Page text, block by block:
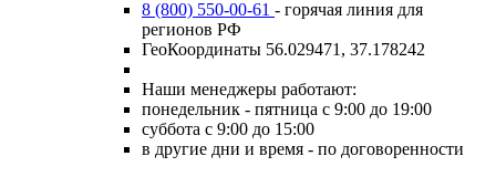
8 (800) 550-00-61 - горячая линия для
регионов РФ
ГеоКоординаты 56.029471, 37.178242
Наши менеджеры работают:
понедельник - пятница с 9:00 до 19:00
суббота с 9:00 до 15:00
в другие дни и время - по договоренности